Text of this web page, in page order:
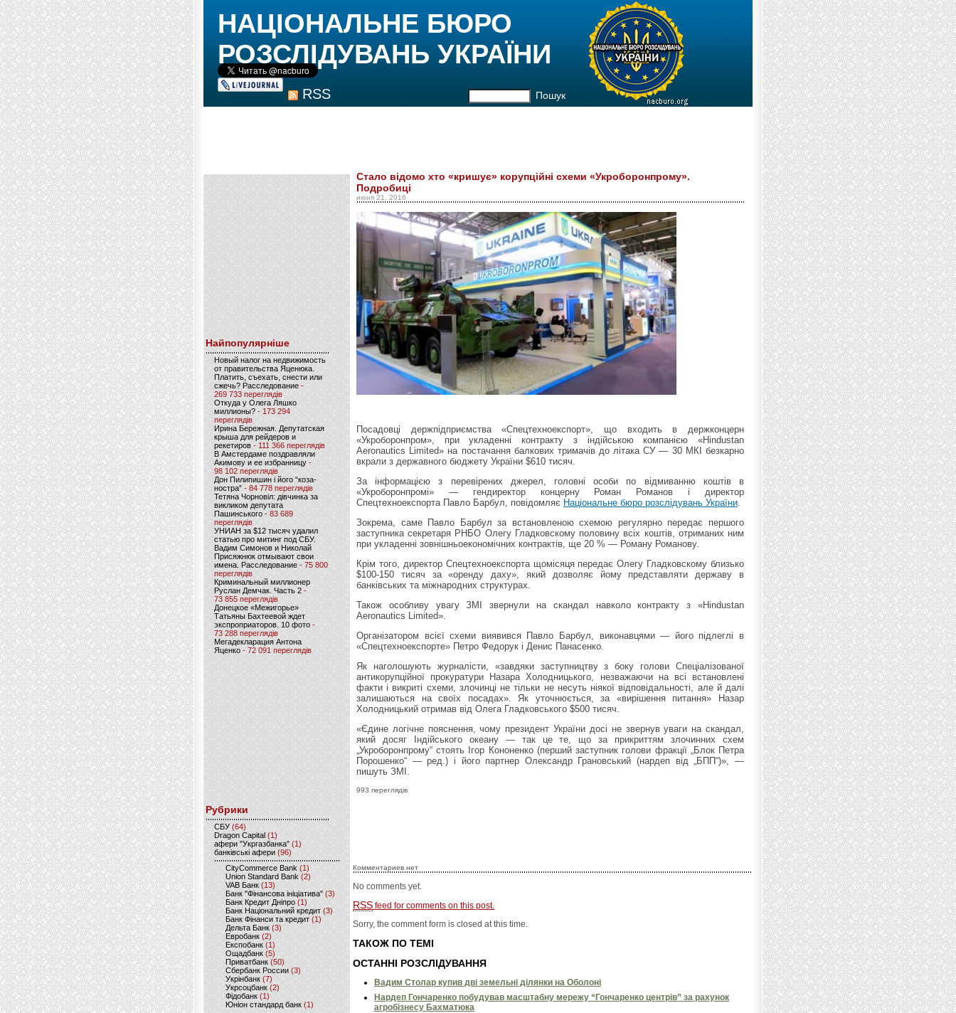
RSS Пошук
НАЦІОНАЛЬНЕ БЮРО
РОЗСЛІДУВАНЬ УКРАЇНИ
Найпопулярніше
Новый налог на недвижимость
от правительства Яценюка.
Платить, съехать, снести или
сжечь? Расследование-
269 733 переглядів
Откуда у Олега Ляшко
миллионы? - 173 294
переглядів
Ирина Бережная. Депутатская
крыша для рейдеров и
рекетиров - 111 366 переглядів
В Амстердаме поздравляли
Акимову и ее избранницу -
98 102 переглядів
Дон Пилипишин і його “коза-
ностра” - 84 778 переглядів
Тетяна Чорновіл: дівчинка за
викликом депутата
Пашинського- 83 689
переглядів
УНИАН за $12 тысяч удалил
статью про митинг под СБУ.
Вадим Симонов и Николай
Присяжнюк отмывают свои
имена. Расследование - 75 800
переглядів
Криминальный миллионер
Руслан Демчак. Часть 2-
73 855 переглядів
Донецкое «Межигорье»
Татьяны Бахтеевой ждет
экспроприаторов. 10 фото -
73 288 переглядів
Мегадекларация Антона
Яценко - 72 091 переглядів
Рубрики
CБУ (64)
Dragon Capital (1)
афери "Укргазбанка" (1)
банківські афери (96)
CityCommerce Bank (1)
Union Standard Bank (2)
VAB Банк (13)
Банк "Фінансова ініціатива" (3)
Банк Кредит Дніпро (1)
Банк Національний кредит (3)
Банк Фінанси та кредит (1)
Дельта Банк (3)
Евробанк(2)
Експобанк (1)
Ощадбанк(5)
Приватбанк (50)
Сбербанк России (3)
Укрінбанк(7)
Укрсоцбанк (2)
Фідобанк (1)
Юніон стандард банк(1)
Стало відомо хто «кришує» корупційні схеми «Укроборонпрому».
Подробиці
июня 21, 2016
Посадовці держпідприємства «Спецтехноекспорт», що входить в держконцерн
«Укроборонпром», при укладенні контракту з індійською компанією «Hindustan
Aeronautics Limited» на постачання балкових тримачів до літака СУ — 30 МКІ безкарно
вкрали з державного бюджету України $610 тисяч.
За інформацією з перевірених джерел, головні особи по відмиванню коштів в
«Укроборонпромі» — гендиректор концерну Роман Романов і директор
Спецтехноекспорта Павло Барбул, повідомляє Національне бюро розслідувань України.
Зокрема, саме Павло Барбул за встановленою схемою регулярно передає першого
заступника секретаря РНБО Олегу Гладковскому половину всіх коштів, отриманих ним
при укладенні зовнішньоекономічних контрактів, ще 20 % — Роману Романову.
Крім того, директор Спецтехноекспорта щомісяця передає Олегу Гладковскому близько
$100-150 тисяч за «оренду даху», який дозволяє йому представляти державу в
банківських та міжнародних структурах.
Також особливу увагу ЗМІ звернули на скандал навколо контракту з «Hindustan
Aeronautics Limited».
Організатором всієї схеми виявився Павло Барбул, виконавцями — його підлеглі в
«Спецтехноекспорте» Петро Федорук і Денис Панасенко.
Як наголошують журналісти, «завдяки заступництву з боку голови Спеціалізованої
антикорупційної прокуратури Назара Холодницького, незважаючи на всі встановлені
факти і викриті схеми, злочинці не тільки не несуть ніякої відповідальності, але й далі
залишаються на своїх посадах». Як уточнюється, за «вирішення питання» Назар
Холодницький отримав від Олега Гладковського $500 тисяч.
«Єдине логічне пояснення, чому президент України досі не звернув уваги на скандал,
який досяг Індійського океану — так це те, що за прикриттям злочинних схем
„Укроборонпрому“ стоять Ігор Кононенко (перший заступник голови фракції „Блок Петра
Порошенко“ — ред.) і його партнер Олександр Грановський (нардеп від „БПП“)», —
пишуть ЗМІ.
993 переглядів
Комментариев нет
No comments yet.
RSS feed for comments on this post.
Sorry, the comment form is closed at this time.
ТАКОЖ ПО ТЕМІ
ОСТАННІ РОЗСЛІДУВАННЯ
Вадим Столар купив дві земельні ділянки на Оболоні
Нардеп Гончаренко побудував масштабну мережу “Гончаренко центрів” за рахунок
агробізнесу Бахматюка